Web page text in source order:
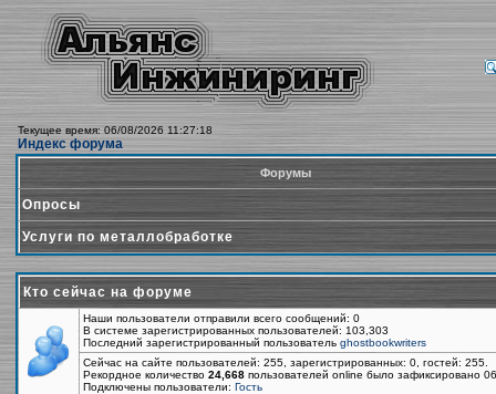
Текущее время: 06/08/2026 11:27:18
Индекс форума
Форумы
Опросы
Услуги по металлобработке
Кто сейчас на форуме
Наши пользователи отправили всего сообщений: 0
В системе зарегистрированных пользователей: 103,303
Последний зарегистрированный пользователь ghostbookwriters
Сейчас на сайте пользователей: 255, зарегистрированных: 0, гостей:
Рекордное количество 24,668 пользователей online было зафиксировано
Подключены пользователи: Гость